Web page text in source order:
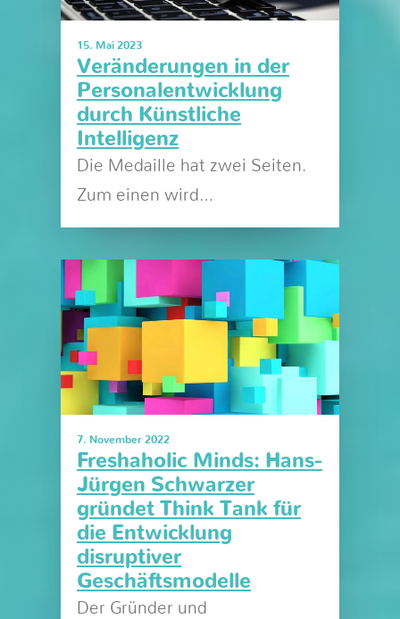
15. Mai 2023
Veränderungen in der
Personalentwicklung
durch Künstliche
Intelligenz
Die Medaille hat zwei Seiten.
Zum einen wird…
7. November 2022
Freshaholic Minds: Hans-
Jürgen Schwarzer
gründet Think Tank für
die Entwicklung
disruptiver
Geschäftsmodelle
Der Gründer und